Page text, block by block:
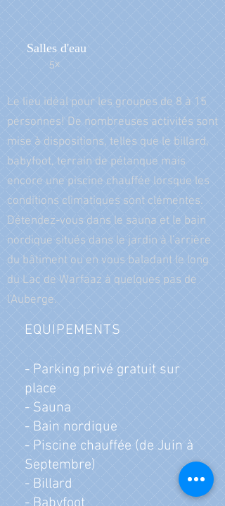
Salles d'eau
5x
Le lieu idéal pour les groupes de 8 à 15
personnes! De nombreuses activités sont
mise à dispositions, telles que le billard,
babyfoot, terrain de pétanque mais
encore une piscine chauffée lorsque les
conditions climatiques sont clémentes.
Détendez-vous dans le sauna et le bain
nordique situés dans le jardin à l'arrière
du bâtiment ou en vous baladant le long
du Lac de Warfaaz à quelques pas de
l'Auberge.
EQUIPEMENTS
- Parking privé gratuit sur
place
- Sauna
- Bain nordique
- Piscine chauffée (de Juin à
Septembre)
- Billard